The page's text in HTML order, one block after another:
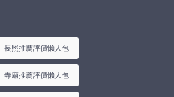
長照推薦評價懶人包
寺廟推薦評價懶人包